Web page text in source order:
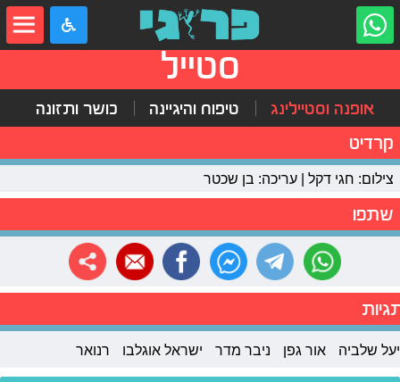
סטייל
אופנה וסטיילינג טיפוח והיגיינה כושר ותזונה
קרדיט
צילום: חגי דקל | עריכה: בן שכטר
שתפו
יעל שלביה אור גפן ניבר מדר ישראל אוגלבו רנואר